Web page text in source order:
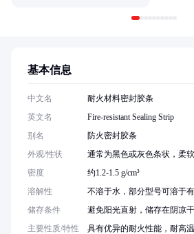
基本信息
中文名
耐火材料密封胶条
英文名
Fire-resistant Sealing Strip
别名
防火密封胶条
外观/性状
通常为黑色或灰色条状，柔
密度
约1.2-1.5 g/cm³
溶解性
不溶于水，部分型号可溶于
储存条件
避免阳光直射，储存在阴凉
主要性质/特性
具有优异的耐火性能，耐高